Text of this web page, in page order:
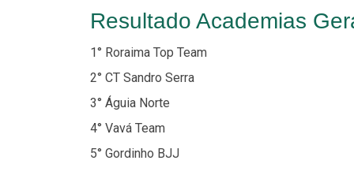
Resultado Academias
1° Roraima Top Team
2° CT Sandro Serra
3° Águia Norte
4° Vavá Team
5° Gordinho BJJ